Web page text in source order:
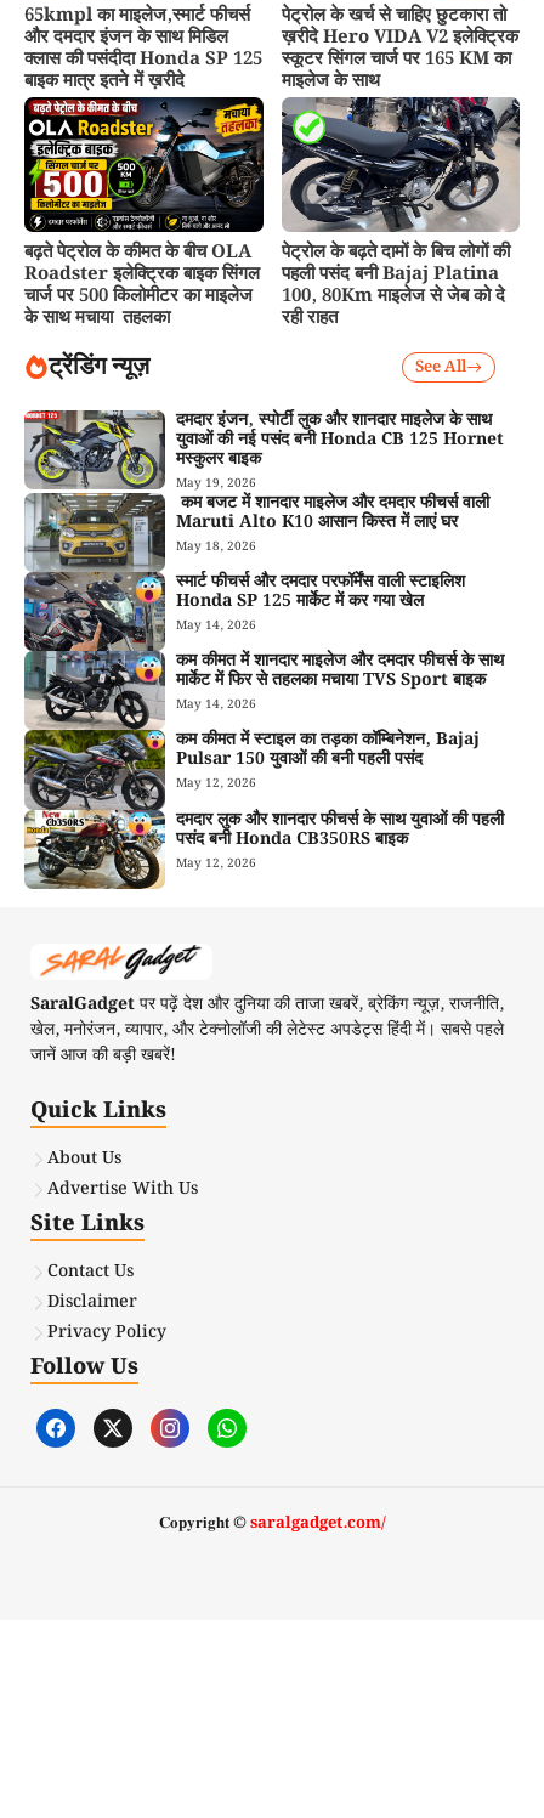
65kmpl का माइलेज,स्मार्ट फीचर्स
और दमदार इंजन के साथ मिडिल
क्लास की पसंदीदा Honda SP 125
बाइक मात्र इतने में ख़रीदे
पेट्रोल के खर्च से चाहिए छुटकारा तो
ख़रीदे Hero VIDA V2 इलेक्ट्रिक
स्कूटर सिंगल चार्ज पर 165 KM का
माइलेज के साथ
बढ़ते पेट्रोल के कीमत के बीच OLA
Roadster इलेक्ट्रिक बाइक सिंगल
चार्ज पर 500 किलोमीटर का माइलेज
के साथ मचाया तहलका
पेट्रोल के बढ़ते दामों के बिच लोगों की
पहली पसंद बनी Bajaj Platina
100, 80Km माइलेज से जेब को दे
रही राहत
ट्रेंडिंग न्यूज़ See All
दमदार इंजन, स्पोर्टी लुक और शानदार माइलेज के साथ
युवाओं की नई पसंद बनी Honda CB 125 Hornet
मस्कुलर बाइक
May 19, 2026
कम बजट में शानदार माइलेज और दमदार फीचर्स वाली
Maruti Alto K10 आसान किस्त में लाएं घर
May 18, 2026
स्मार्ट फीचर्स और दमदार परफॉर्मेंस वाली स्टाइलिश
Honda SP 125 मार्केट में कर गया खेल
May 14, 2026
कम कीमत में शानदार माइलेज और दमदार फीचर्स के साथ
मार्केट में फिर से तहलका मचाया TVS Sport बाइक
May 14, 2026
कम कीमत में स्टाइल का तड़का कॉम्बिनेशन, Bajaj
Pulsar 150 युवाओं की बनी पहली पसंद
May 12, 2026
दमदार लुक और शानदार फीचर्स के साथ युवाओं की पहली
पसंद बनी Honda CB350RS बाइक
May 12, 2026
SaralGadgetपर पढ़ें देश और दुनिया की ताजा खबरें, ब्रेकिंग न्यूज़, राजनीति,
खेल, मनोरंजन, व्यापार, और टेक्नोलॉजी की लेटेस्ट अपडेट्स हिंदी में। सबसे पहले
जानें आज की बड़ी खबरें!
Quick Links
About Us
Advertise With Us
Site Links
Contact Us
Disclaimer
Privacy Policy
Follow Us
𝐂𝐨𝐩𝐲𝐫𝐢𝐠𝐡𝐭 ©saralgadget.com/